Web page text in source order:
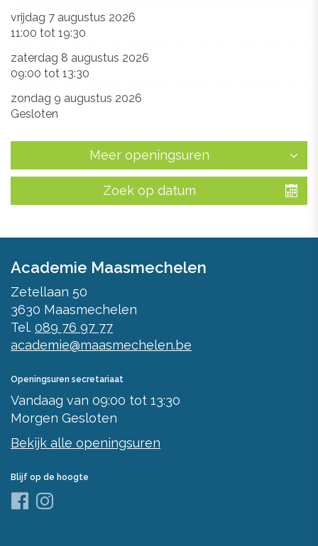
vrijdag 7 augustus 2026
11:00 tot 19:30
zaterdag 8 augustus 2026
09:00 tot 13:30
zondag 9 augustus 2026
Gesloten
Meer openingsuren
Zoek op datum
Academie Maasmechelen
Zetellaan 50
3630 Maasmechelen
Tel. 089 76 97 77
academie@maasmechelen.be
Openingsuren secretariaat
Vandaag van 09:00 tot 13:30
Morgen Gesloten
Bekijk alle openingsuren
Blijf op de hoogte
Facebook
Instagram